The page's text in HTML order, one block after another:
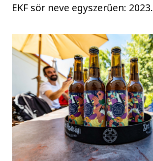
EKF sör neve egyszerűen: 2023.